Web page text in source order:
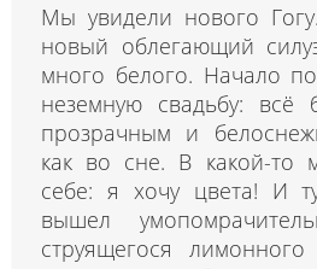
Мы увидели нового
новый облегающий
много белого. Начало
неземную свадьбу: всё
прозрачным и
как во сне. В какой-то
себе: я хочу цвета! И
вышел
струящегося